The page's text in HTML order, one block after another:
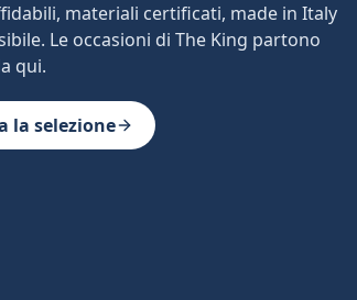
materiali certificati, made in Italy
Le occasioni di The King partono
qui.
la selezione